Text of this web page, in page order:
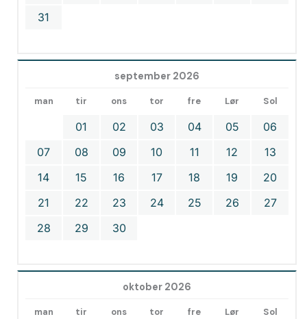
31
september 2026
man tir ons tor fre Lør Sol
01 02 03 04 05
06
07
08 09 10 11 12
13
14
15 16 17 18 19
20
21
22 23 24 25 26
27
28
29 30
oktober 2026
man tir ons tor fre Lør Sol